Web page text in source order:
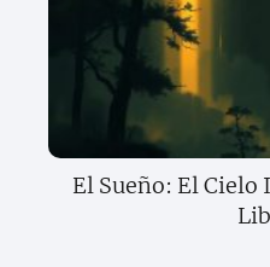
El Sueño: El